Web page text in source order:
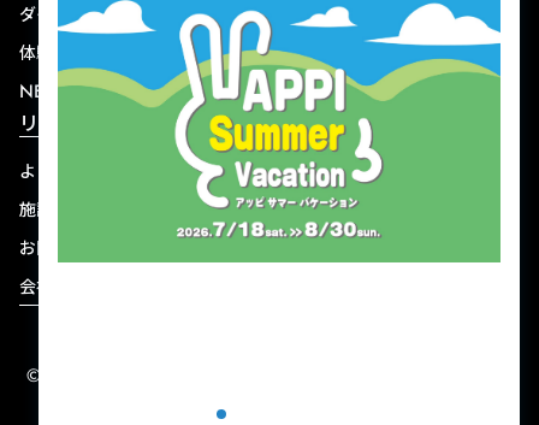
ダイニング
体験
NEWS
ショップ
リゾート情報
よくある質問
施設連絡先一覧
お問い合わせ
会社概要
関連施設
資料ダウンロード
© 2004-2026 株式会社岩手ホテルアンドリゾート.